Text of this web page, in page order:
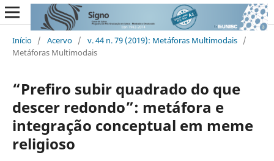
Início / Acervo / v. 44 n. 79 (2019): Metáforas Multimodais /
Metáforas Multimodais
“Prefiro subir quadrado do que
descer redondo”: metáfora e
integração conceptual em meme
religioso